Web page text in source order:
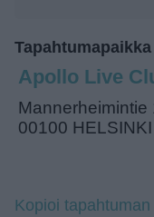
Tapahtumapaikka
Apollo Live
Mannerheimintie
00100 HELSINKI
Kopioi